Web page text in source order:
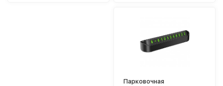
Парковочная